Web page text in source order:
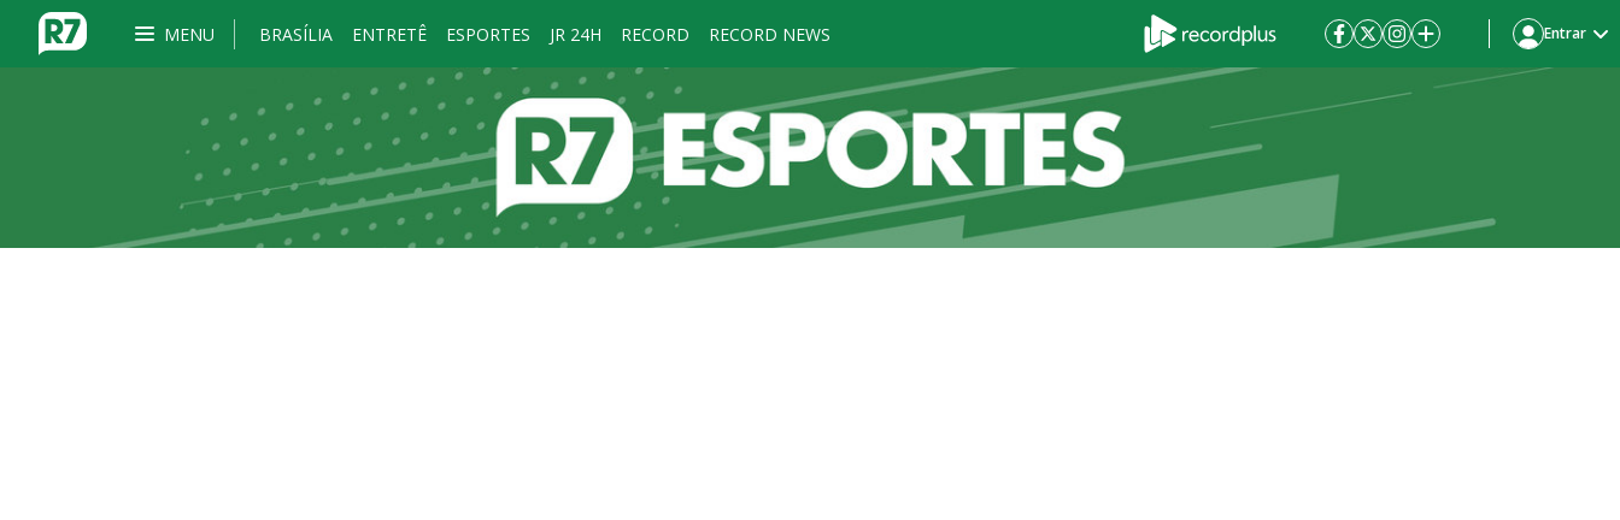
MENU BRASÍLIA ENTRETÊ ESPORTES JR 24H RECORD RECORD NEWS Entrar